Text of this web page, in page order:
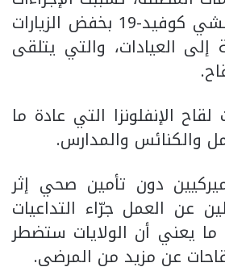
الرامية لاحتواء تفشي كوفيد-19 بخفض الزيارات
إلى العيادات، والتي يتلقى
الإنفلونزا التي عادة ما
والكنائس والمدارس.
دون تأمين صحي إثر
عن العمل جرّاء التداعيات
ما يعني أن الولايات ستضطر
عن مزيد من المرضى.